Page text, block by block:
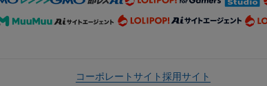
コーポレートサイト採用サイト